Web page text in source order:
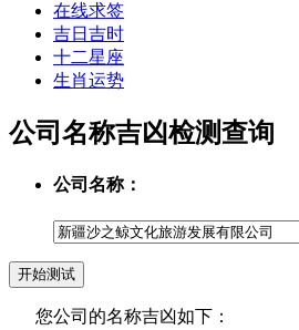
在线求签
吉日吉时
十二星座
生肖运势
公司名称吉凶检测查询
公司名称：
您公司的名称吉凶如下：